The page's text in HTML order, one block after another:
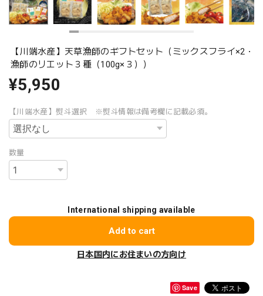
【川端水産】天草漁師のギフトセット（ミックスフライ×2・
漁師のリエット３種（100g×３））
¥5,950
【川端水産】熨斗選択 ※熨斗情報は備考欄に記載必須。
数量
International shipping available
Add to cart
日本国内にお住まいの方向け
Save